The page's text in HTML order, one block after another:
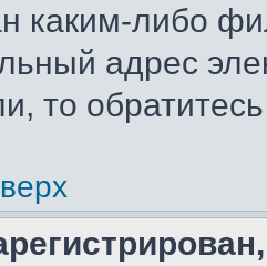
каким-либо
адрес
то